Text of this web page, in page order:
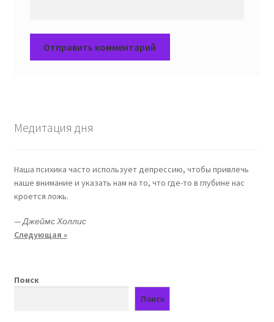
Медитация дня
Наша психика часто использует депрессию, чтобы привлечь
наше внимание и указать нам на то, что где-то в глубине нас
кроется ложь.
—Джеймс Холлис
Следующая »
Поиск
Поиск